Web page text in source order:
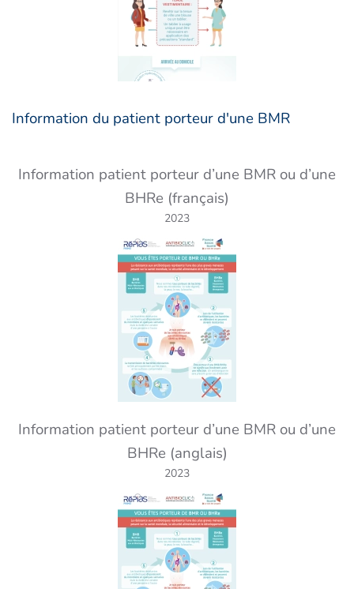
Information du patient porteur d'une BMR
Information patient porteur d’une BMR ou d’une
BHRe (français)
2023
Information patient porteur d’une BMR ou d’une
BHRe (anglais)
2023